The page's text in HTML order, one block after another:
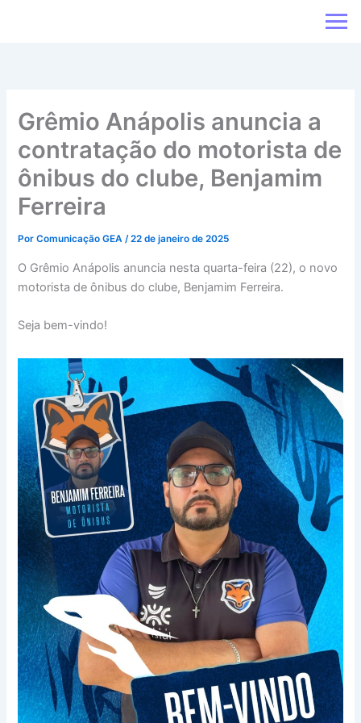
Grêmio Anápolis anuncia a
contratação do motorista de
ônibus do clube, Benjamim
Ferreira
PorComunicação GEA/22 de janeiro de 2025
O Grêmio Anápolis anuncia nesta quarta-feira (22), o novo
motorista de ônibus do clube, Benjamim Ferreira.
Seja bem-vindo!